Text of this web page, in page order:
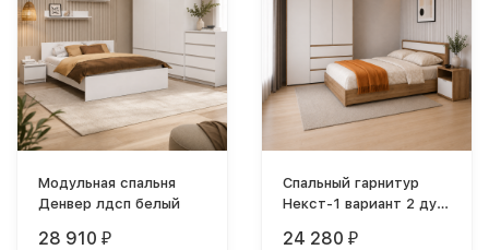
Модульная спальня
Денвер лдсп белый
28 910 ₽
Спальный гарнитур
Некст-1 вариант 2 дуб
24 280 ₽